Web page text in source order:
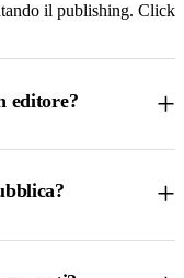
il publishing. Click
editore? +
+